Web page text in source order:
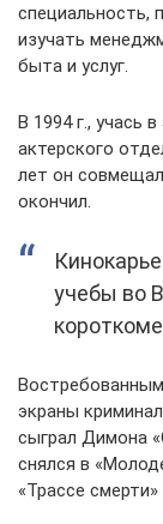
специальность,
изучать
быта и услуг.
В 1994 г., учась
актерского
лет он совмещал
окончил.
учебы во
экраны
сыграл Димона
снялся в
«Трассе